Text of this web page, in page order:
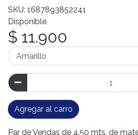
SKU: 1687893852241
Disponible
$ 11.900
Agregar al carro
Par de Vendas de 4.50 mts. de